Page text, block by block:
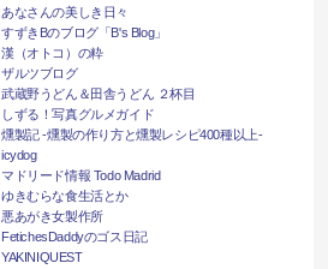
あなさんの美しき日々
すずきBのブログ「B's Blog」
漢（オトコ）の粋
ザルツブログ
武蔵野うどん＆田舎うどん ２杯目
しずる！写真グルメガイド
燻製記 -燻製の作り方と燻製レシピ400種以上-
icydog
マドリード情報 Todo Madrid
ゆきむらな食生活とか
悪あがき女製作所
FetichesDaddyのゴス日記
YAKINIQUEST